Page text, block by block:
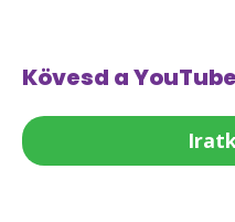
Kövesd a